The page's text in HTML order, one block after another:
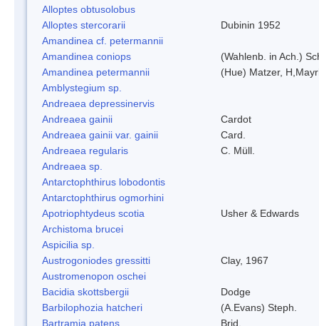
Alloptes obtusolobus
Alloptes stercorarii
Dubinin 1952
Amandinea cf. petermannii
Amandinea coniops
(Wahlenb. in Ach.)
Amandinea petermannii
(Hue) Matzer,
Amblystegium sp.
Andreaea depressinervis
Andreaea gainii
Cardot
Andreaea gainii var. gainii
Card.
Andreaea regularis
C. Müll.
Andreaea sp.
Antarctophthirus lobodontis
Antarctophthirus ogmorhini
Apotriophtydeus scotia
Usher & Edwards
Archistoma brucei
Aspicilia sp.
Austrogoniodes gressitti
Clay, 1967
Austromenopon oschei
Bacidia skottsbergii
Dodge
Barbilophozia hatcheri
(A.Evans) Steph.
Bartramia patens
Brid.